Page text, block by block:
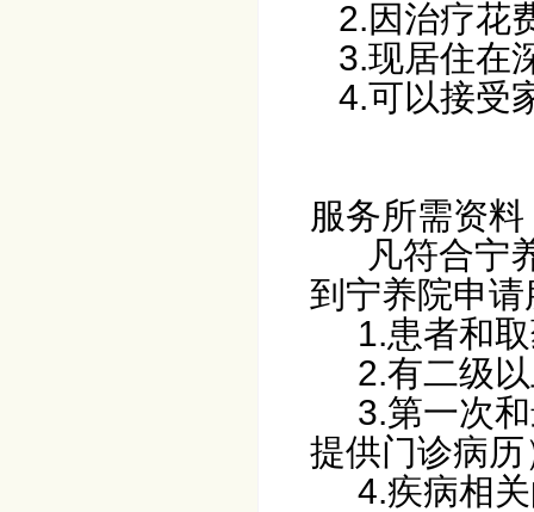
2.因治疗花
3.现居住在
4.可以接受
服务所需资料
凡符合宁养
到宁养院申请
1.患者和取
2.有二级以
3.第一次和
提供门诊病历
4.疾病相关